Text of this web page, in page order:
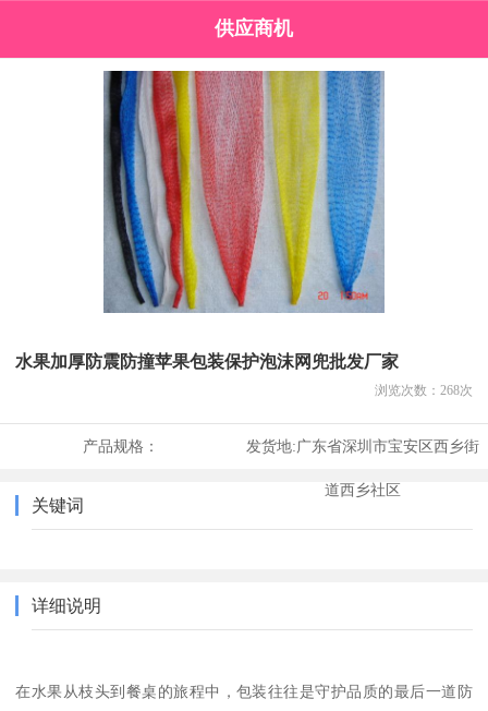
供应商机
水果加厚防震防撞苹果包装保护泡沫网兜批发厂家
浏览次数： 268次
产品规格： 发货地:广东省深圳市宝安区西乡街
道西乡社区
关键词
详细说明
在水果从枝头到餐桌的旅程中，包装往往是守护品质的最后一道防